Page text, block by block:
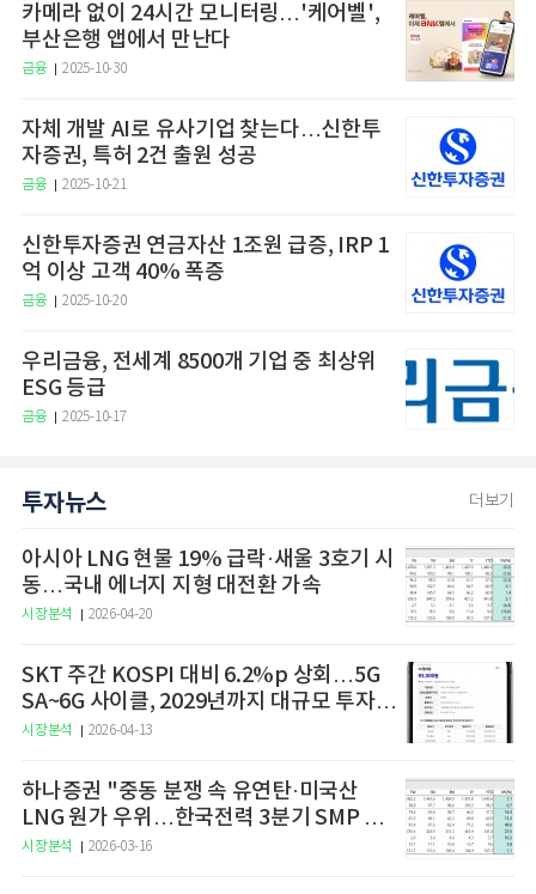
카메라 없이 24시간 모니터링…'케어벨',
부산은행 앱에서 만난다
금융 2025-10-30
자체 개발 AI로 유사기업 찾는다…신한투
자증권, 특허 2건 출원 성공
금융 2025-10-21
신한투자증권 연금자산 1조원 급증, IRP 1
억 이상 고객 40% 폭증
금융 2025-10-20
우리금융, 전세계 8500개 기업 중 최상위
ESG 등급
금융 2025-10-17
투자뉴스 더보기
아시아 LNG 현물 19% 급락·새울 3호기 시
동…국내 에너지 지형 대전환 가속
시장분석 2026-04-20
SKT 주간 KOSPI 대비 6.2%p 상회…5G
SA~6G 사이클, 2029년까지 대규모 투자
예고
시장분석 2026-04-13
하나증권 "중동 분쟁 속 유연탄·미국산
LNG 원가 우위…한국전력 3분기 SMP 상
승 전망"
시장분석 2026-03-16